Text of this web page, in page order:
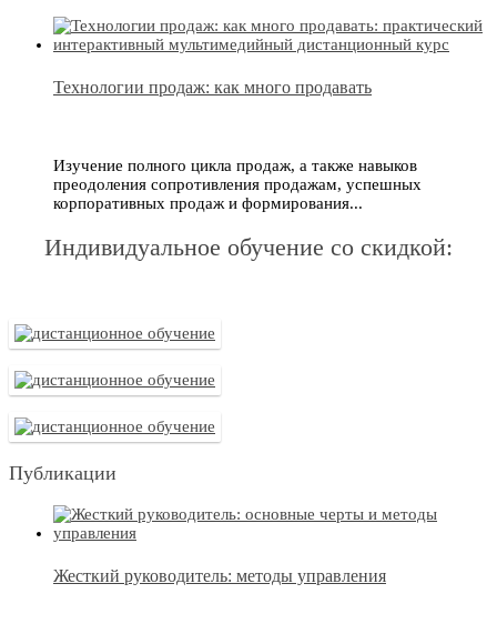
Технологии продаж: как много продавать
Изучение полного цикла продаж, а также навыков
преодоления сопротивления продажам, успешных
корпоративных продаж и формирования...
Индивидуальное обучение со скидкой:
Публикации
Жесткий руководитель: методы управления